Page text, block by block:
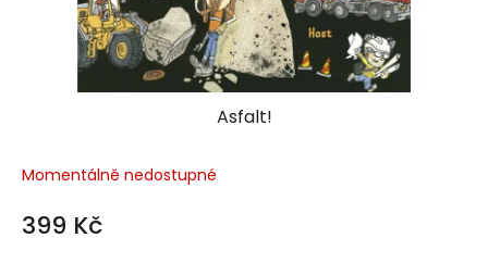
Asfalt!
Momentálně nedostupné
399 Kč